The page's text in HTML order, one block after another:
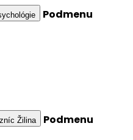
Podmenu
Žilina
Podmenu